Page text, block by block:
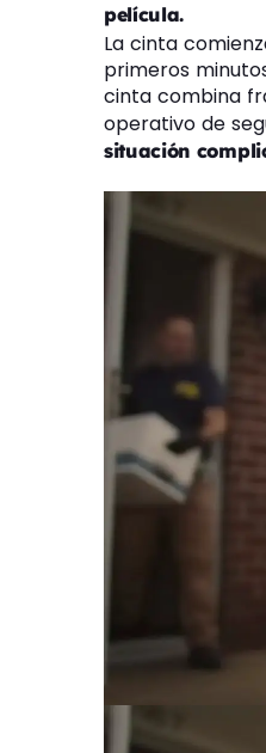
película.
La cinta
primeros
cinta combina
operativo de
situación